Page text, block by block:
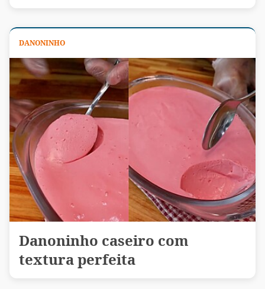
DANONINHO
Danoninho caseiro com
textura perfeita